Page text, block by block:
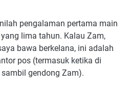
pengalaman pertama main
lima tahun. Kalau Zam,
bawa berkelana, ini adalah
pos (termasuk ketika di
gendong Zam).